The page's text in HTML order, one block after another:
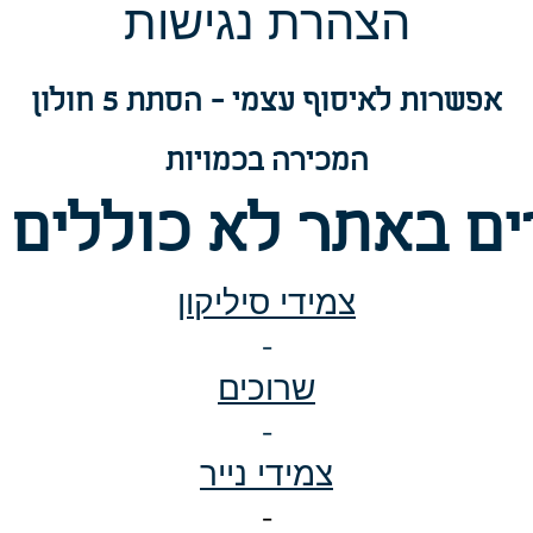
הצהרת נגישות
אפשרות לאיסוף עצמי - הסתת 5 חולון
המכירה בכמויות
באתר לא
צמידי סיליקון
-
שרוכים
-
צמידי נייר
-